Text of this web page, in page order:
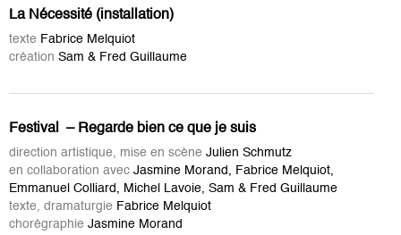
La Nécessité (installation)
texte Fabrice Melquiot
création Sam & Fred Guillaume
Festival – Regarde bien ce que je suis
direction artistique, mise en scène Julien Schmutz
en collaboration avec Jasmine Morand, Fabrice Melquiot,
Emmanuel Colliard, Michel Lavoie, Sam & Fred Guillaume
texte, dramaturgie Fabrice Melquiot
chorégraphie Jasmine Morand